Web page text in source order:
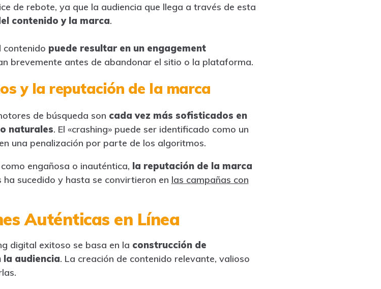
de rebote, ya que la audiencia que llega a través de esta
contenido y la marca.
contenido puede resultar en un engagement
brevemente antes de abandonar el sitio o la plataforma.
y la reputación de la marca
de búsqueda son cada vez más sofisticados en
naturales. El «crashing» puede ser identificado como un
una penalización por parte de los algoritmos.
engañosa o inauténtica, la reputación de la marca
ha sucedido y hasta se convirtieron en las campañas con
Auténticas en Línea
digital exitoso se basa en la construcción de
audiencia. La creación de contenido relevante, valioso